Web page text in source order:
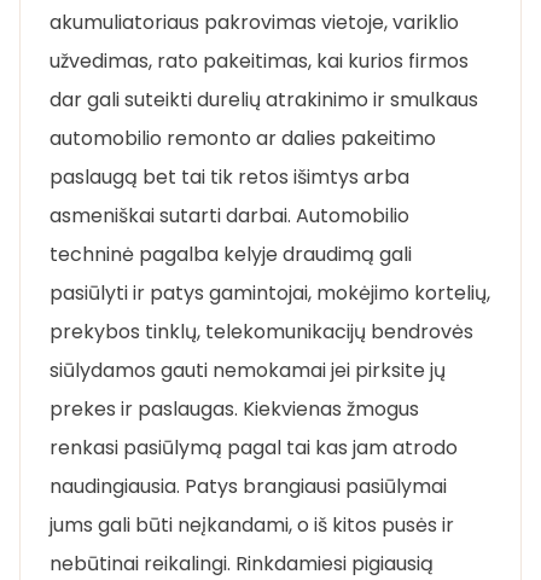
akumuliatoriaus pakrovimas vietoje, variklio
užvedimas, rato pakeitimas, kai kurios firmos
dar gali suteikti durelių atrakinimo ir smulkaus
automobilio remonto ar dalies pakeitimo
paslaugą bet tai tik retos išimtys arba
asmeniškai sutarti darbai. Automobilio
techninė pagalba kelyje draudimą gali
pasiūlyti ir patys gamintojai, mokėjimo kortelių,
prekybos tinklų, telekomunikacijų bendrovės
siūlydamos gauti nemokamai jei pirksite jų
prekes ir paslaugas. Kiekvienas žmogus
renkasi pasiūlymą pagal tai kas jam atrodo
naudingiausia. Patys brangiausi pasiūlymai
jums gali būti neįkandami, o iš kitos pusės ir
nebūtinai reikalingi. Rinkdamiesi pigiausią